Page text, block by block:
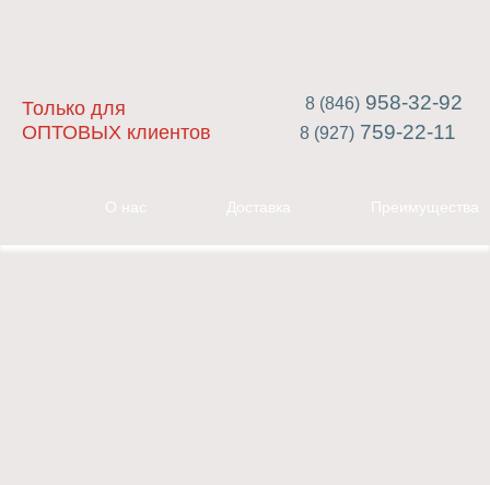
Только для
ОПТОВЫХ клиентов
8 (846) 958-32-92
8 (927) 759-22-11
О нас Доставка Преимущества